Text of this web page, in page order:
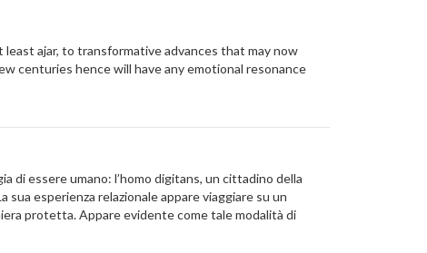
least ajar, to transformative advances that may now
centuries hence will have any emotional resonance
di essere umano: l’homo digitans, un cittadino della
esperienza relazionale appare viaggiare su un
protetta. Appare evidente come tale modalità di